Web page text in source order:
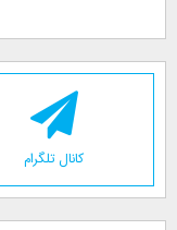
کانال تلگرام